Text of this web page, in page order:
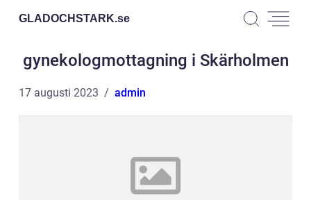
GLADOCHSTARK.se
gynekologmottagning i Skärholmen
17 augusti 2023 admin